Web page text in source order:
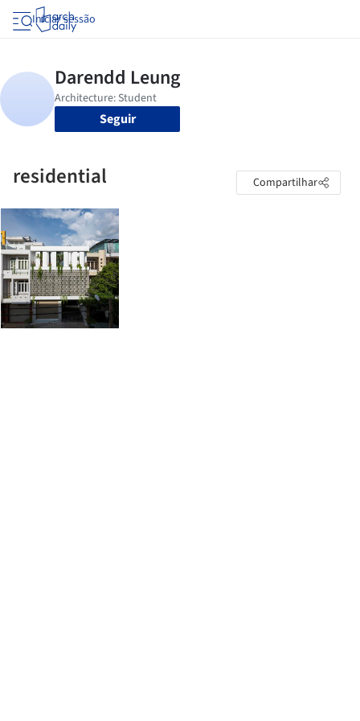
Iniciar sessão
Seguir
residential Compartilhar